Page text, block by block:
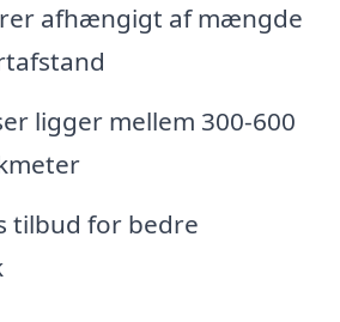
afhængigt af mængde
ligger mellem 300-600
tilbud for bedre